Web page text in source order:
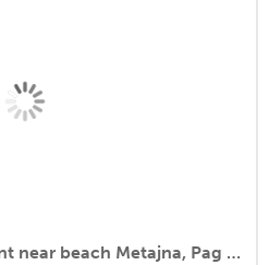
One bedroom apartment near beach Metajna, Pag (A-6465-a)